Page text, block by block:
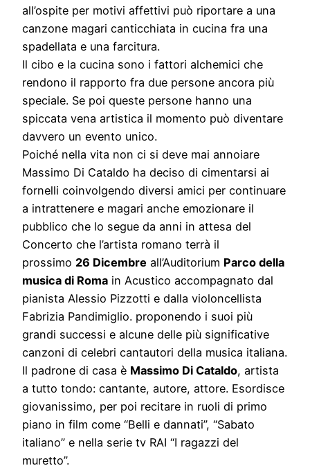
all’ospite per motivi affettivi può riportare a una
canzone magari canticchiata in cucina fra una
spadellata e una farcitura.
Il cibo e la cucina sono i fattori alchemici che
rendono il rapporto fra due persone ancora più
speciale. Se poi queste persone hanno una
spiccata vena artistica il momento può diventare
davvero un evento unico.
Poiché nella vita non ci si deve mai annoiare
Massimo Di Cataldo ha deciso di cimentarsi ai
fornelli coinvolgendo diversi amici per continuare
a intrattenere e magari anche emozionare il
pubblico che lo segue da anni in attesa del
Concerto che l’artista romano terrà il
prossimo 26 Dicembre all’Auditorium Parco della
musica di Roma in Acustico accompagnato dal
pianista Alessio Pizzotti e dalla violoncellista
Fabrizia Pandimiglio. proponendo i suoi più
grandi successi e alcune delle più significative
canzoni di celebri cantautori della musica italiana.
Il padrone di casa è Massimo Di Cataldo, artista
a tutto tondo: cantante, autore, attore. Esordisce
giovanissimo, per poi recitare in ruoli di primo
piano in film come “Belli e dannati”, “Sabato
italiano” e nella serie tv RAI “I ragazzi del
muretto”.